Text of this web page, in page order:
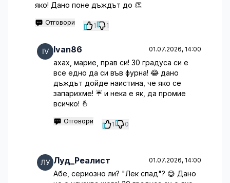
яко! Дано поне дъждът до 👏
Отговори 1 1
Ivan86 01.07.2026, 14:00
ахах, марие, прав си! 30 градуса си е
все едно да си във фурна! 😂 дано
дъждът дойде наистина, че яко се
запарихме! ☔️ и нека е як, да промие
всичко! 🤞
Отговори 1 0
Луд_Реалист 01.07.2026, 14:00
Абе, сериозно ли? "Лек спад"? 😅 Дано